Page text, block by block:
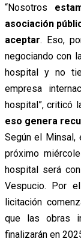
“Nosotros
asociación
aceptar. Eso,
negociando con
hospital y no
empresa
hospital”, criticó
eso genera
Según el Minsal,
próximo
hospital será
Vespucio. Por
licitación
que las obras
finalizarán en